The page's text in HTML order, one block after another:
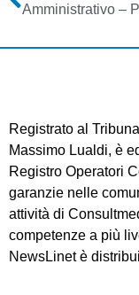
Registrato al
Massimo Lualdi, è
Registro Operatori
garanzie nelle
attività di
competenze a più
NewsLinet è